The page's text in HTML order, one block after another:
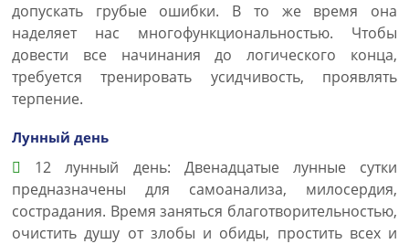
допускать грубые ошибки. В то же время она
наделяет нас многофункциональностью. Чтобы
довести все начинания до логического конца,
требуется тренировать усидчивость, проявлять
терпение.
Лунный день
12 лунный день: Двенадцатые лунные сутки
предназначены для самоанализа, милосердия,
сострадания. Время заняться благотворительностью,
очистить душу от злобы и обиды, простить всех и